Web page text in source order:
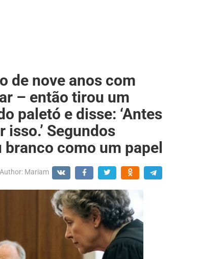
de nove anos com
– então tirou um
paletó e disse: ‘Antes
Segundos
como um papel
Author: Mariam